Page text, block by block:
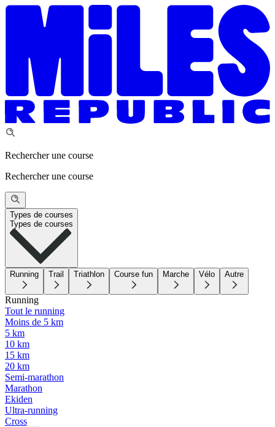
Rechercher une course
Rechercher une course
Types de courses
Types de courses
Running Trail Triathlon Course fun Marche Vélo Autre
Running
Tout le running
Moins de 5 km
5 km
10 km
15 km
20 km
Semi-marathon
Marathon
Ekiden
Ultra-running
Cross